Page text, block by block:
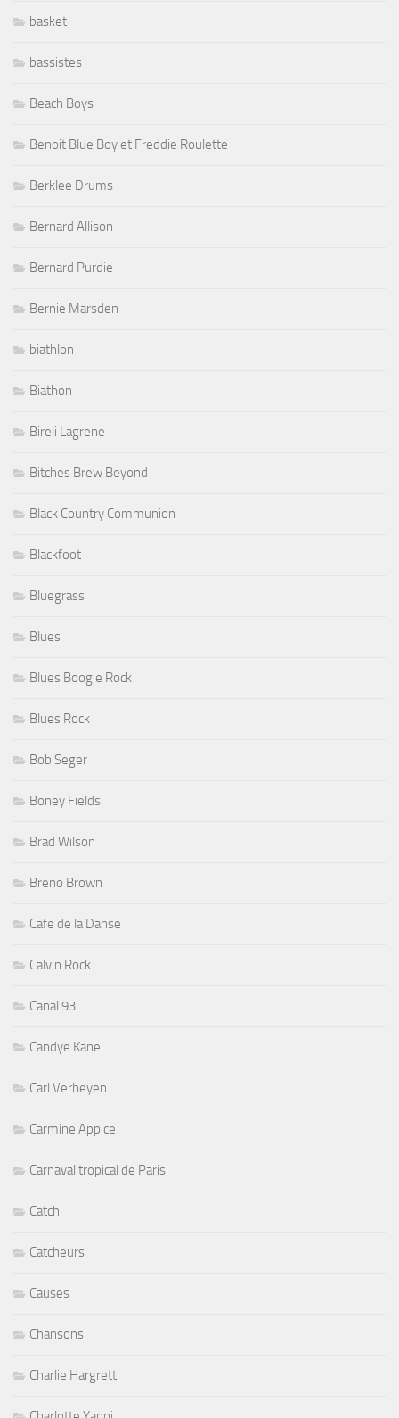
basket
bassistes
Beach Boys
Benoit Blue Boy et Freddie Roulette
Berklee Drums
Bernard Allison
Bernard Purdie
Bernie Marsden
biathlon
Biathon
Bireli Lagrene
Bitches Brew Beyond
Black Country Communion
Blackfoot
Bluegrass
Blues
Blues Boogie Rock
Blues Rock
Bob Seger
Boney Fields
Brad Wilson
Breno Brown
Cafe de la Danse
Calvin Rock
Canal 93
Candye Kane
Carl Verheyen
Carmine Appice
Carnaval tropical de Paris
Catch
Catcheurs
Causes
Chansons
Charlie Hargrett